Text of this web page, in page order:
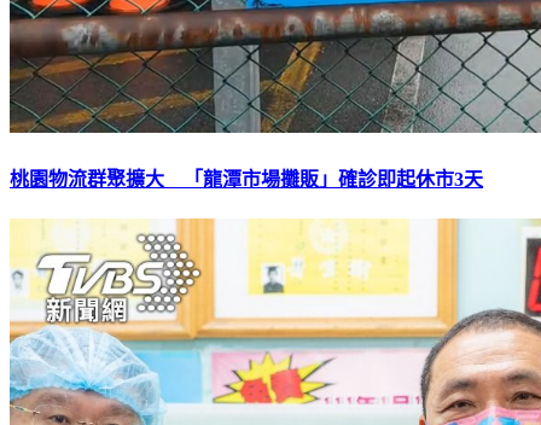
桃園物流群聚擴大 「龍潭市場攤販」確診即起休市3天